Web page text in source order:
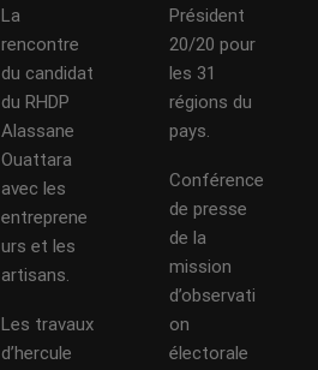
La
rencontre
du candidat
du RHDP
Alassane
Ouattara
avec les
entreprene
urs et les
artisans.
Les travaux
d’hercule
Président
20/20 pour
les 31
régions du
pays.
Conférence
de presse
de la
mission
d’observati
on
électorale